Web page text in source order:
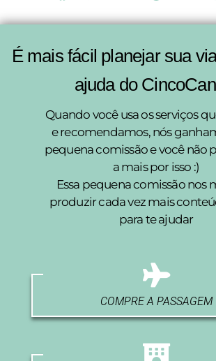
É mais fácil planejar sua
ajuda do
Quando você usa os serviços
e recomendamos, nós
pequena comissão e você não
a mais por isso :)
Essa pequena comissão nos
produzir cada vez mais
para te ajudar
COMPRE A PASSAGEM